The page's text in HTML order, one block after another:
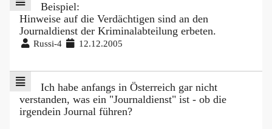
Beispiel:
Hinweise auf die Verdächtigen sind an den
Journaldienst der Kriminalabteilung erbeten.
Russi-4 12.12.2005
Ich habe anfangs in Österreich gar nicht
verstanden, was ein "Journaldienst" ist - ob die
irgendein Journal führen?